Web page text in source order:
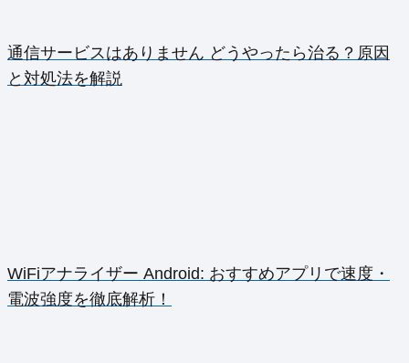
通信サービスはありません どうやったら治る？原因
と対処法を解説
WiFiアナライザー Android: おすすめアプリで速度・
電波強度を徹底解析！